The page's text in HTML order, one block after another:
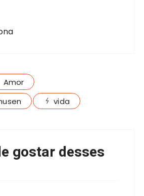
Amor
vida
gostar desses